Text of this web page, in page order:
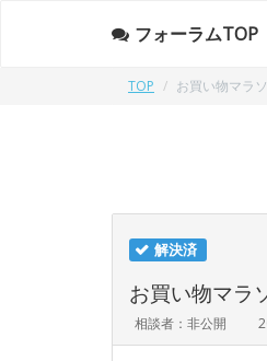
フォーラムTOP
TOP お買い物マラ
解決済
お買い物マラ
相談者：非公開